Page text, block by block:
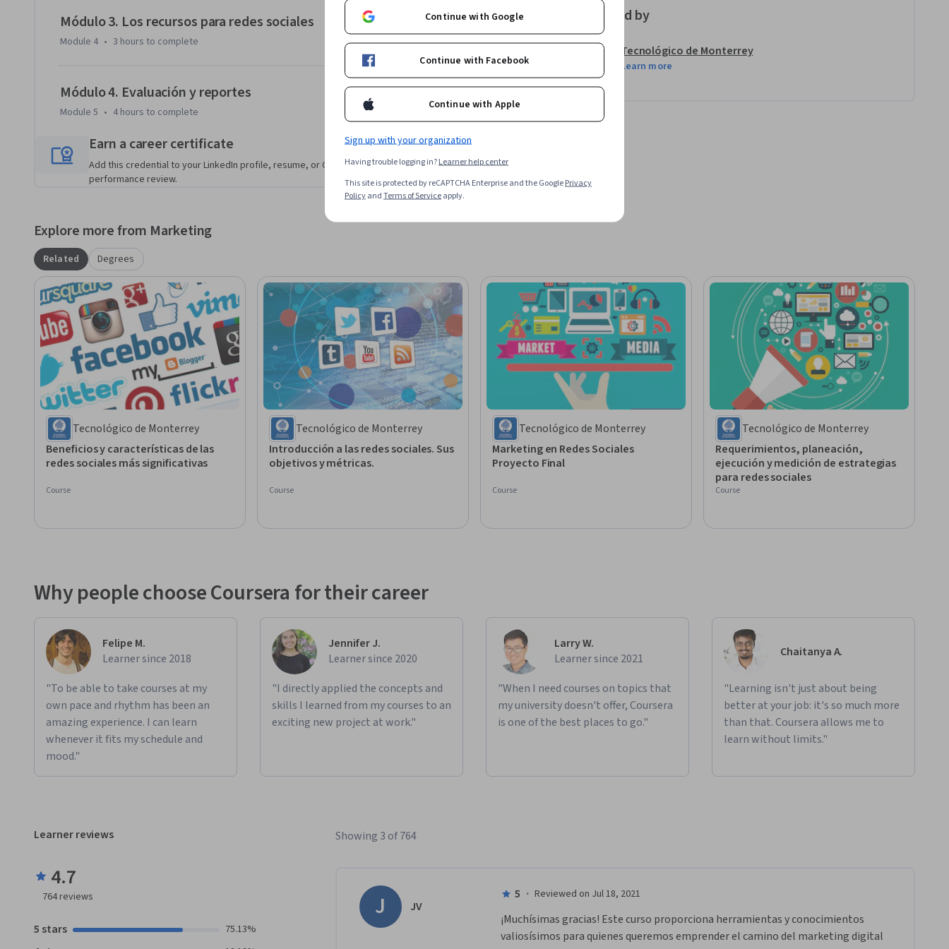
Módulo 3. Los recursos para redes sociales
Module 4 • 3 hours to complete
Módulo 4. Evaluación y reportes
Module 5 • 4 hours to complete
Earn a career certificate
Add this credential to your LinkedIn profile, resume, or CV. Share it on social media and in your
performance review.
Offered by
Tecnológico de Monterrey
Learn more
Explore more from Marketing
Related Degrees
Tecnológico de Monterrey
Beneficios y características de las
redes sociales más significativas
Course
Tecnológico de Monterrey
Introducción a las redes sociales. Sus
objetivos y métricas.
Course
Tecnológico de Monterrey
Marketing en Redes Sociales
Proyecto Final
Course
Tecnológico de Monterrey
Requerimientos, planeación,
ejecución y medición de estrategias
para redes sociales
Course
Why people choose Coursera for their career
Felipe M.
Learner since 2018
"To be able to take courses at my
own pace and rhythm has been an
amazing experience. I can learn
whenever it fits my schedule and
mood."
Jennifer J.
Learner since 2020
"I directly applied the concepts and
skills I learned from my courses to an
exciting new project at work."
Larry W.
Learner since 2021
"When I need courses on topics that
my university doesn't offer, Coursera
is one of the best places to go."
Chaitanya A.
"Learning isn't just about being
better at your job: it's so much more
than that. Coursera allows me to
learn without limits."
Learner reviews
4.7
764reviews
5 stars 75.13%
Showing 3 of 764
J JV
5 · Reviewed on Jul 18, 2021
¡Muchísimas gracias! Este curso proporciona herramientas y conocimientos
valiosísimos para quienes queremos emprender el camino del marketing digital
Continue with Google
Continue with Facebook
Continue with Apple
Sign up with your organization
Having trouble logging in?Learner help center
This site is protected by reCAPTCHA Enterprise and the GooglePrivacy
PolicyandTerms of Serviceapply.